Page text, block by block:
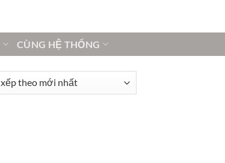
CÙNG HỆ THỐNG